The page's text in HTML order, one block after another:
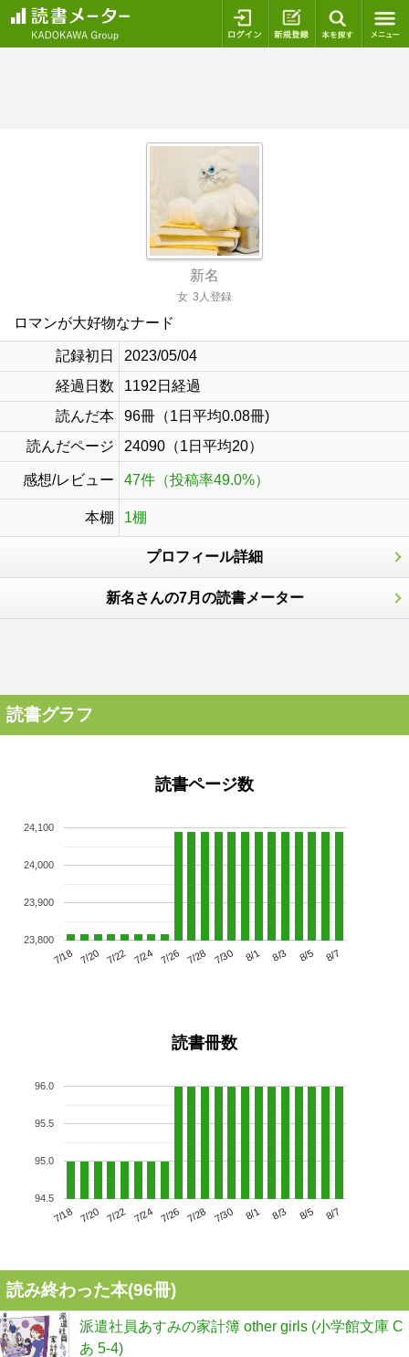
ログイン 新規登録
新名
女 3人登録
ロマンが大好物なナード
記録初日
2023/05/04
経過日数
1192日経過
読んだ本
96冊（1日平均0.08冊)
読んだページ
24090（1日平均20）
感想/レビュー 47件（投稿率49.0%）
本棚 1棚
プロフィール詳細
新名さんの7月の読書メーター
読書グラフ
読書ページ数
7/18 7/20 7/22 7/24 7/26 7/28 7/30 8/1 8/3 8/5 8/7
23,800
23,900
24,000
24,100
読書冊数
7/18 7/20 7/22 7/24 7/26 7/28 7/30 8/1 8/3 8/5 8/7
94.5
95.0
95.5
96.0
読み終わった本(96冊)
派遣社員あすみの家計簿 other girls (小学館文庫 C
あ 5-4)